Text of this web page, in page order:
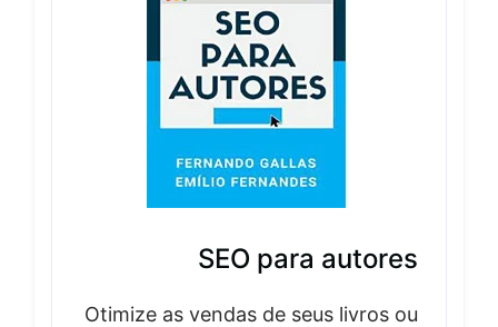
SEO para autores
Otimize as vendas de seus livros ou